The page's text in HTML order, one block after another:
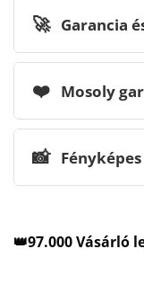
🚀 Garancia
❤️ Mosoly
📸
👑97.000 Vásárló